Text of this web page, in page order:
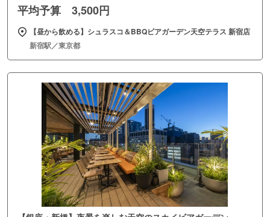
平均予算 3,500円
【昼から飲める】シュラスコ＆BBQビアガーデン天空テラス 新宿店
新宿駅／東京都